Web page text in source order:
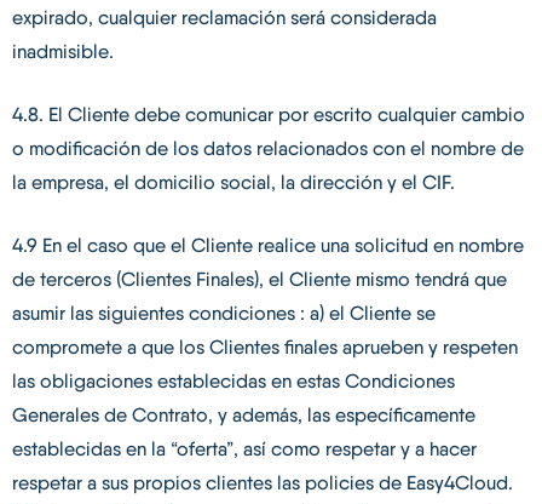
expirado, cualquier reclamación será considerada
inadmisible.
4.8. El Cliente debe comunicar por escrito cualquier cambio
o modificación de los datos relacionados con el nombre de
la empresa, el domicilio social, la dirección y el CIF.
4.9 En el caso que el Cliente realice una solicitud en nombre
de terceros (Clientes Finales), el Cliente mismo tendrá que
asumir las siguientes condiciones : a) el Cliente se
compromete a que los Clientes finales aprueben y respeten
las obligaciones establecidas en estas Condiciones
Generales de Contrato, y además, las específicamente
establecidas en la “oferta”, así como respetar y a hacer
respetar a sus propios clientes las policies de Easy4Cloud.